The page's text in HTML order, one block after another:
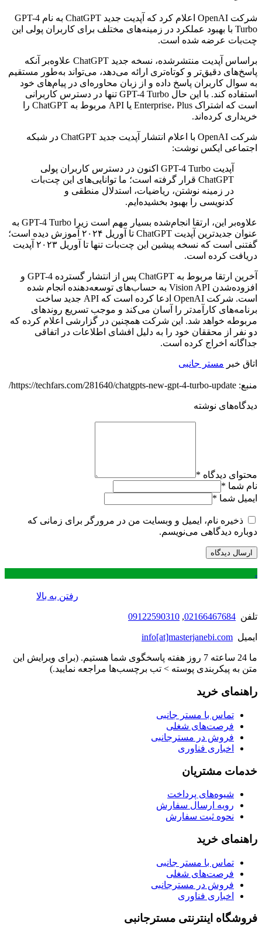
شرکت OpenAI اعلام کرد که آپدیت جدید ChatGPT به نام GPT-4
Turbo با بهبود عملکرد در زمینه‌های مختلف برای کاربران پولی این
چت‌بات عرضه شده است.
براساس آپدیت منتشرشده، نسخه جدید ChatGPT علاوه‌بر آنکه
پاسخ‌های دقیق‌تر و کوتاه‌تری ارائه می‌دهد، می‌تواند به‌طور مستقیم
به سوال کاربران پاسخ داده و از زبان محاوره‌ای در پیام‌های خود
استفاده کند. با این حال GPT-4 Turbo تنها در دسترس کاربرانی
است که اشتراک Enterprise، Plus یا API مربوط به ChatGPT را
خریداری کرده‌اند.
شرکت OpenAI با اعلام انتشار آپدیت جدید ChatGPT در شبکه
اجتماعی ایکس نوشت:
آپدیت GPT-4 Turbo اکنون در دسترس کاربران پولی
ChatGPT قرار گرفته است؛ ما توانایی‌های این چت‌بات
در زمینه نوشتن، ریاضیات، استدلال منطقی و
کدنویسی را بهبود بخشیده‌ایم.
علاوه‌بر این، ارتقا انجام‌شده بسیار مهم است زیرا GPT-4 Turbo به
عنوان جدیدترین آپدیت ChatGPT تا آوریل ۲۰۲۴ آموزش دیده است؛
گفتنی است که نسخه پیشین این چت‌بات تنها تا آوریل ۲۰۲۳ آپدیت
دریافت کرده است.
آخرین ارتقا مربوط به ChatGPT پس از انتشار گسترده GPT-4 و
افزوده‌شدن Vision API به حساب‌های توسعه‌دهنده انجام شده
است. شرکت OpenAI ادعا کرده است که API جدید ساخت
برنامه‌های کارآمدتر را آسان می‌کند و موجب تسریع روندهای
مربوطه خواهد شد. این شرکت همچنین در گزارشی اعلام کرده که
دو نفر از محققان خود را به دلیل افشای اطلاعات در اتفاقی
جداگانه اخراج کرده است.
اتاق خبر مستر جانبی
منبع: https://techfars.com/281640/chatgpts-new-gpt-4-turbo-update/
دیدگاه‌های نوشته
محتوای دیدگاه *
نام شما *
ایمیل شما *
ذخیره نام، ایمیل و وبسایت من در مرورگر برای زمانی که
دوباره دیدگاهی می‌نویسم.
.
رفتن به بالا
تلفن 02166467684
,
09122590310
ایمیل info[at]masterjanebi.com
ما 24 ساعته 7 روز هفته پاسخگوی شما هستیم. (برای ویرایش این
متن به پیکربندی پوسته > تب برچسب‌ها مراجعه نمایید.)
راهنمای خرید
تماس با مستر جانبی
فرصت‌های شغلی
فروش در مسترجانبی
اخباری فناوری
خدمات مشتریان
شیوه‌های پرداخت
رویه ارسال سفارش
نحوه ثبت سفارش
راهنمای خرید
تماس با مستر جانبی
فرصت‌های شغلی
فروش در مسترجانبی
اخباری فناوری
فروشگاه اینترنتی مسترجانبی